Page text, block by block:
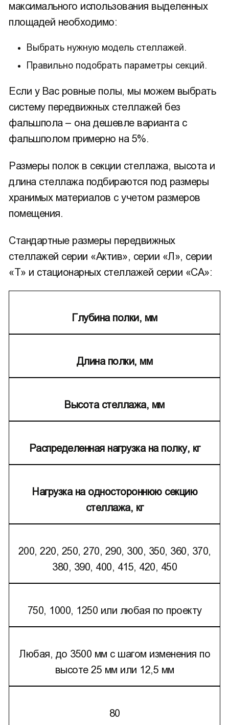
максимального использования выделенных
площадей необходимо:
Выбрать нужную модель стеллажей.
Правильно подобрать параметры секций.
Если у Вас ровные полы, мы можем выбрать
систему передвижных стеллажей без
фальшпола – она дешевле варианта с
фальшполом примерно на 5%.
Размеры полок в секции стеллажа, высота и
длина стеллажа подбираются под размеры
хранимых материалов с учетом размеров
помещения.
Стандартные размеры передвижных
стеллажей серии «Актив», серии «Л», серии
«Т» и стационарных стеллажей серии «СА»:
Глубина полки, мм
Длина полки, мм
Высота стеллажа, мм
Распределенная нагрузка на полку, кг
Нагрузка на одностороннюю секцию
стеллажа, кг
200, 220, 250, 270, 290, 300, 350, 360, 370,
380, 390, 400, 415, 420, 450
750, 1000, 1250 или любая по проекту
Любая, до 3500 мм с шагом изменения по
высоте 25 мм или 12,5 мм
80